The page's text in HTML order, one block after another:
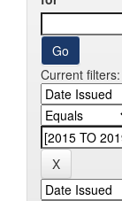
Current filters: